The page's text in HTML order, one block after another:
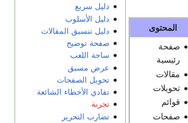
دليل سريع
دليل الأسلوب
دليل تنسيق المقالات
صفحة توضيح
ساحة اللعب
عرض مسبق
تحويل الصفحات
تفادي الأخطاء الشائعة
تجربة
تضارب التحرير
المحتوى
صفحة
رئيسية
مقالات
تحويلات
قوائم
صفحات